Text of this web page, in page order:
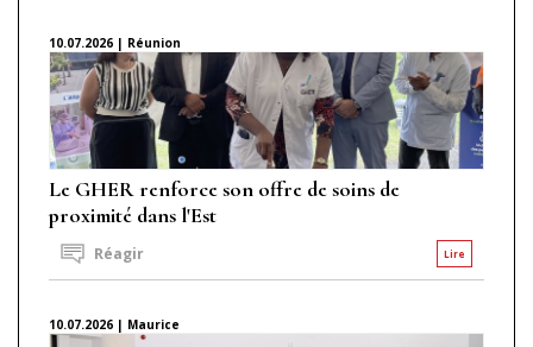
10.07.2026 | Réunion
Le GHER renforce son offre de soins de
proximité dans l'Est
Lire
Réagir
10.07.2026 | Maurice